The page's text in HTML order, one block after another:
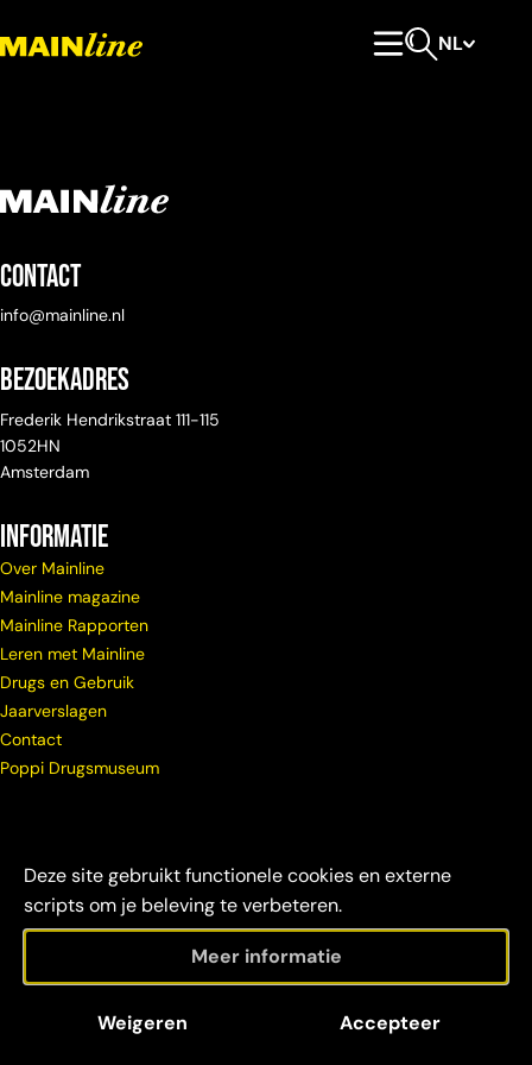
Deze site gebruikt functionele cookies en externe
scripts om je beleving te verbeteren.
Meer informatie
Weigeren Accepteer
NL
Contact
info@mainline.nl
Bezoekadres
Frederik Hendrikstraat 111-115
1052HN
Amsterdam
Informatie
Over Mainline
Mainline magazine
Mainline Rapporten
Leren met Mainline
Drugs en Gebruik
Jaarverslagen
Contact
Poppi Drugsmuseum
Mainline 2026
verantwoordelijkheid
credits